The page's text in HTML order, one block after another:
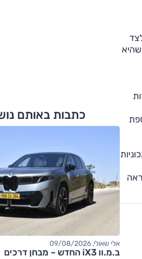
המוכר. לצד
שהיא
גרסה נוספת כתבות באותם
אלי שאולי, 09/08/2026
ב.מ.וו iX3 החדש – מבחן דרכים